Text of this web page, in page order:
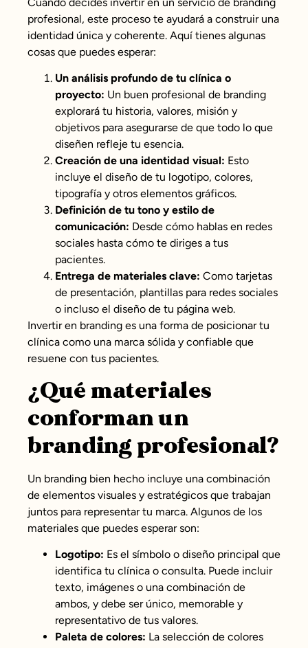
profesional, este proceso te ayudará a construir una
identidad única y coherente. Aquí tienes algunas
cosas que puedes esperar:
Un análisis profundo de tu clínica o
proyecto: Un buen profesional de branding
explorará tu historia, valores, misión y
objetivos para asegurarse de que todo lo que
diseñen refleje tu esencia.
Creación de una identidad visual: Esto
incluye el diseño de tu logotipo, colores,
tipografía y otros elementos gráficos.
Definición de tu tono y estilo de
comunicación: Desde cómo hablas en redes
sociales hasta cómo te diriges a tus
pacientes.
Entrega de materiales clave: Como tarjetas
de presentación, plantillas para redes sociales
o incluso el diseño de tu página web.
Invertir en branding es una forma de posicionar tu
clínica como una marca sólida y confiable que
resuene con tus pacientes.
¿Qué materiales
conforman un
branding profesional?
Un branding bien hecho incluye una combinación
de elementos visuales y estratégicos que trabajan
juntos para representar tu marca. Algunos de los
materiales que puedes esperar son:
Logotipo: Es el símbolo o diseño principal que
identifica tu clínica o consulta. Puede incluir
texto, imágenes o una combinación de
ambos, y debe ser único, memorable y
representativo de tus valores.
Paleta de colores: La selección de colores